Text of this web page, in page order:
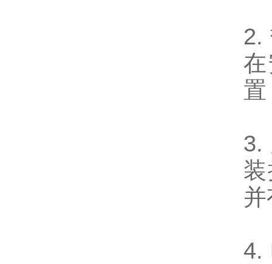
2.
3.
4.